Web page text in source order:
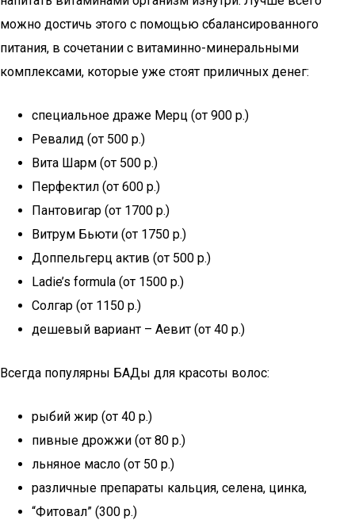
можно достичь этого с помощью сбалансированного
питания, в сочетании с витаминно-минеральными
комплексами, которые уже стоят приличных денег:
специальное драже Мерц (от 900 р.)
Ревалид (от 500 р.)
Вита Шарм (от 500 р.)
Перфектил (от 600 р.)
Пантовигар (от 1700 р.)
Витрум Бьюти (от 1750 р.)
Доппельгерц актив (от 500 р.)
Ladie’s formula (от 1500 р.)
Солгар (от 1150 р.)
дешевый вариант – Аевит (от 40 р.)
Всегда популярны БАДы для красоты волос:
рыбий жир (от 40 р.)
пивные дрожжи (от 80 р.)
льняное масло (от 50 р.)
различные препараты кальция, селена, цинка,
“Фитовал” (300 р.)